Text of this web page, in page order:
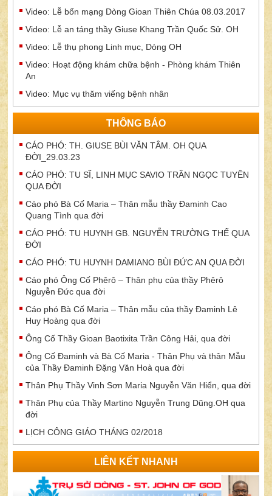
Video: Lễ bổn mạng Dòng Gioan Thiên Chúa 08.03.2017
Video: Lễ an táng thầy Giuse Khang Trần Quốc Sử. OH
Video: Lễ thụ phong Linh mục, Dòng OH
Video: Hoạt động khám chữa bệnh - Phòng khám Thiên
An
Video: Mục vụ thăm viếng bệnh nhân
THÔNG BÁO
CÁO PHÓ: TH. GIUSE BÙI VĂN TÂM. OH QUA
ĐỜI_29.03.23
CÁO PHÓ: TU SĨ, LINH MỤC SAVIO TRẦN NGỌC TUYÊN
QUA ĐỜI
Cáo phó Bà Cố Maria – Thân mẫu thầy Đaminh Cao
Quang Tình qua đời
CÁO PHÓ: TU HUYNH GB. NGUYỄN TRƯỜNG THẾ QUA
ĐỜI
CÁO PHÓ: TU HUYNH DAMIANO BÙI ĐỨC AN QUA ĐỜI
Cáo phó Ông Cố Phêrô – Thân phụ của thầy Phêrô
Nguyễn Đức qua đời
Cáo phó Bà Cố Maria – Thân mẫu của thầy Đaminh Lê
Huy Hoàng qua đời
Ông Cố Thầy Gioan Baotixita Trần Công Hải, qua đời
Ông Cố Đaminh và Bà Cố Maria - Thân Phụ và thân Mẫu
của Thầy Đaminh Đặng Văn Hoà qua đời
Thân Phụ Thầy Vinh Sơn Maria Nguyễn Văn Hiển, qua đời
Thân Phụ của Thầy Martino Nguyễn Trung Dũng.OH qua
đời
LỊCH CÔNG GIÁO THÁNG 02/2018
LIÊN KẾT NHANH